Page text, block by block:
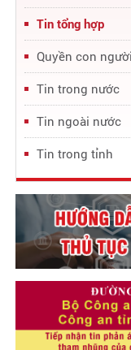
Tin tổng hợp
Quyền con người
Tin trong nước
Tin ngoài nước
Tin trong tỉnh